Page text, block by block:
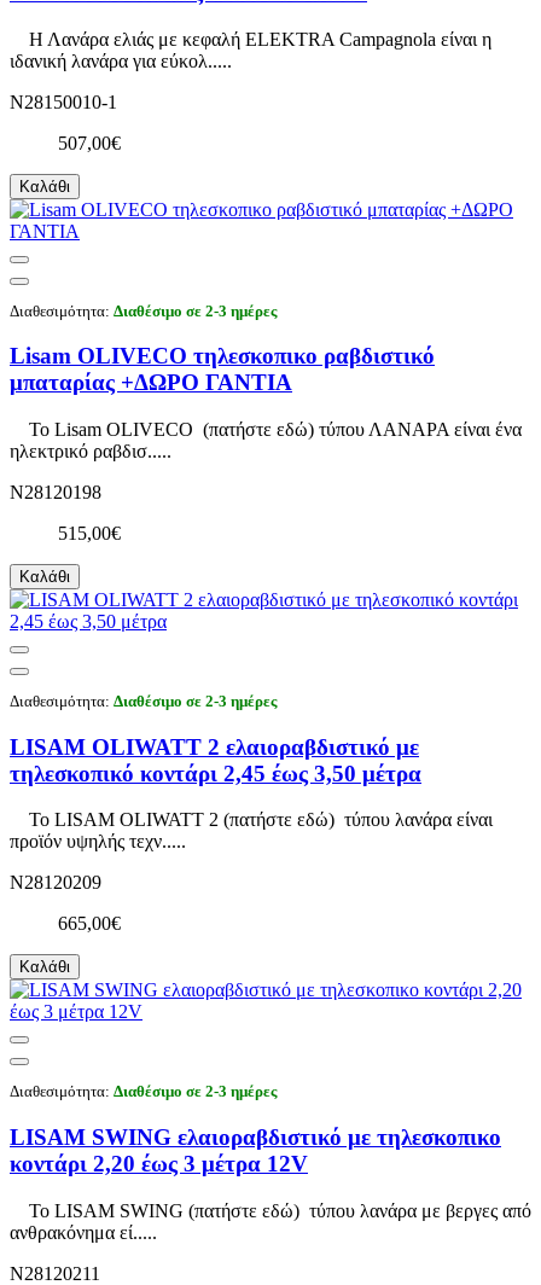
Η Λανάρα ελιάς με κεφαλή ELEKTRA Campagnola είναι η
ιδανική λανάρα για εύκολ.....
N28150010-1
507,00€
Καλάθι
Διαθεσιμότητα: Διαθέσιμο σε 2-3 ημέρες
Lisam OLIVECO τηλεσκοπικο ραβδιστικό
μπαταρίας +ΔΩΡΟ ΓΑΝΤΙΑ
To Lisam OLIVECO (πατήστε εδώ) τύπου ΛΑΝΑΡΑ είναι ένα
ηλεκτρικό ραβδισ.....
N28120198
515,00€
Καλάθι
Διαθεσιμότητα: Διαθέσιμο σε 2-3 ημέρες
LISAM OLIWATT 2 ελαιοραβδιστικό με
τηλεσκοπικό κοντάρι 2,45 έως 3,50 μέτρα
To LISAM OLIWATT 2 (πατήστε εδώ) τύπου λανάρα είναι
προϊόν υψηλής τεχν.....
N28120209
665,00€
Καλάθι
Διαθεσιμότητα: Διαθέσιμο σε 2-3 ημέρες
LISAM SWING ελαιοραβδιστικό με τηλεσκοπικο
κοντάρι 2,20 έως 3 μέτρα 12V
To LISAM SWING (πατήστε εδώ) τύπου λανάρα με βεργες από
ανθρακόνημα εί.....
N28120211